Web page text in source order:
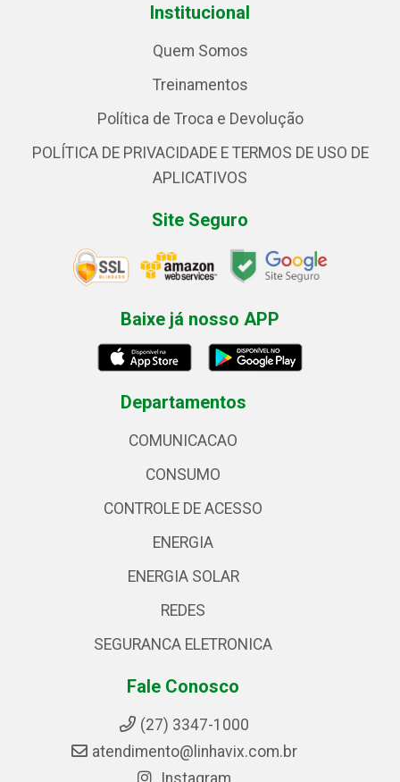
Institucional
Quem Somos
Treinamentos
Política de Troca e Devolução
POLÍTICA DE PRIVACIDADE E TERMOS DE USO DE
APLICATIVOS
Site Seguro
Baixe já nosso APP
Departamentos
COMUNICACAO
CONSUMO
CONTROLE DE ACESSO
ENERGIA
ENERGIA SOLAR
REDES
SEGURANCA ELETRONICA
Fale Conosco
(27) 3347-1000
atendimento@linhavix.com.br
Instagram